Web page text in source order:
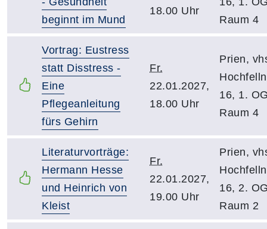
beginnt im Mund
18.00 Uhr
Raum 4
Vortrag: Eustress
statt Disstress -
Eine
Pflegeanleitung
fürs Gehirn
Fr.
22.01.2027,
18.00 Uhr
Prien,
16, 1.
Raum 4
Literaturvorträge:
Hermann Hesse
und Heinrich von
Kleist
Fr.
22.01.2027,
19.00 Uhr
Prien,
16, 2.
Raum 2